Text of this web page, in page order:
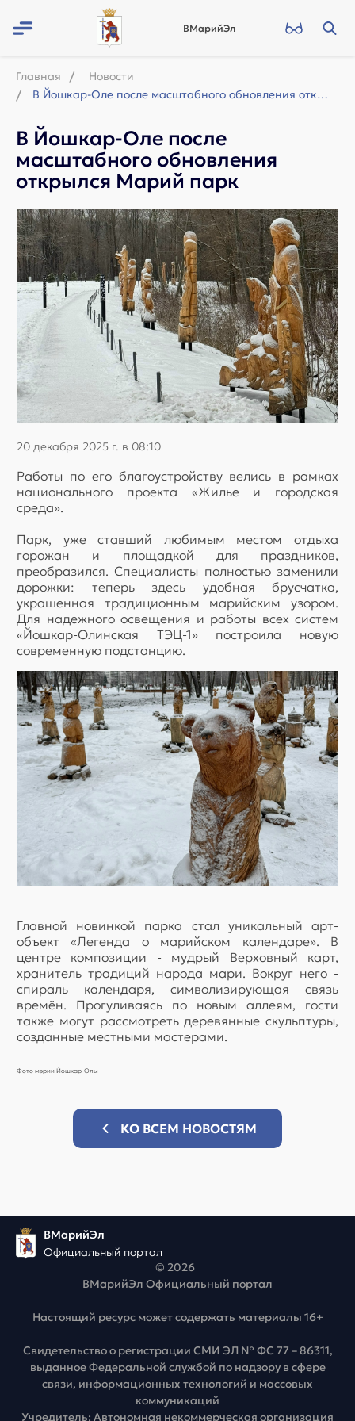
ВМарийЭл
Главная
Новости
В Йошкар-Оле после масштабного обновления открылся Марий парк
В Йошкар-Оле после
масштабного обновления
открылся Марий парк
20 декабря 2025 г. в 08:10
Работы по его благоустройству велись в рамках
национального проекта «Жилье и городская
среда».
Парк, уже ставший любимым местом отдыха
горожан и площадкой для праздников,
преобразился. Специалисты полностью заменили
дорожки: теперь здесь удобная брусчатка,
украшенная традиционным марийским узором.
Для надежного освещения и работы всех систем
«Йошкар-Олинская ТЭЦ-1» построила новую
современную подстанцию.
Главной новинкой парка стал уникальный арт-
объект «Легенда о марийском календаре». В
центре композиции - мудрый Верховный карт,
хранитель традиций народа мари. Вокруг него -
спираль календаря, символизирующая связь
времён. Прогуливаясь по новым аллеям, гости
также могут рассмотреть деревянные скульптуры,
созданные местными мастерами.
Фото мэрии Йошкар-Олы
КО ВСЕМ НОВОСТЯМ
ВМарийЭл
Официальный портал
© 2026
ВМарийЭл Официальный портал
Настоящий ресурс может содержать материалы 16+
Свидетельство о регистрации СМИ ЭЛ № ФС 77 – 86311,
выданное Федеральной службой по надзору в сфере
связи, информационных технологий и массовых
коммуникаций
Учредитель: Автономная некоммерческая организация